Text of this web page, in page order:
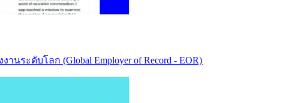
ระดับโลก (Global Employer of Record - EOR)​​